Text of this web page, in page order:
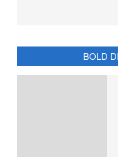
BOLD